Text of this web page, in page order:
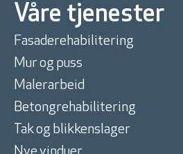
Våre tjenester
Fasaderehabilitering
Mur og puss
Malerarbeid
Betongrehabilitering
Tak og blikkenslager